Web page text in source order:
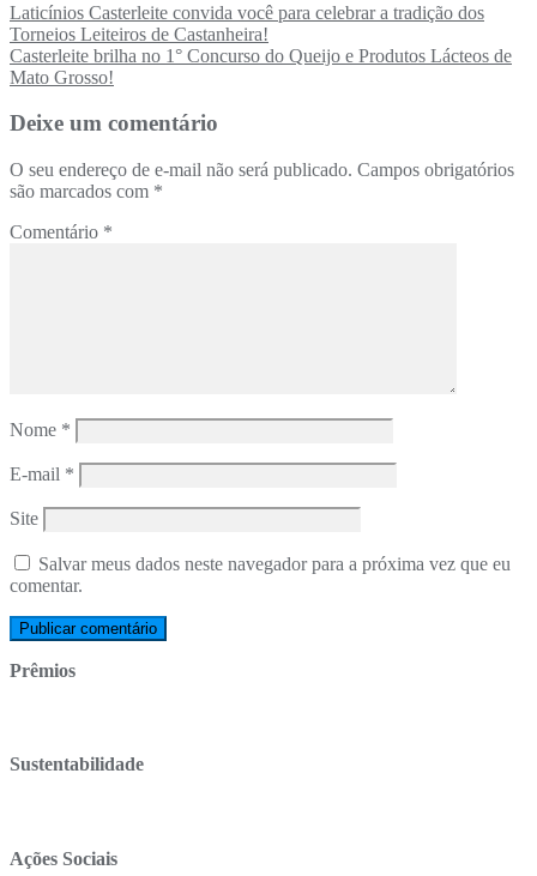
Laticínios Casterleite convida você para celebrar a tradição dos
Torneios Leiteiros de Castanheira!
Casterleite brilha no 1° Concurso do Queijo e Produtos Lácteos de
Mato Grosso!
Deixe um comentário
O seu endereço de e-mail não será publicado. Campos obrigatórios
são marcados com *
Comentário *
Nome *
E-mail *
Site
Salvar meus dados neste navegador para a próxima vez que eu
comentar.
Prêmios
Sustentabilidade
Ações Sociais